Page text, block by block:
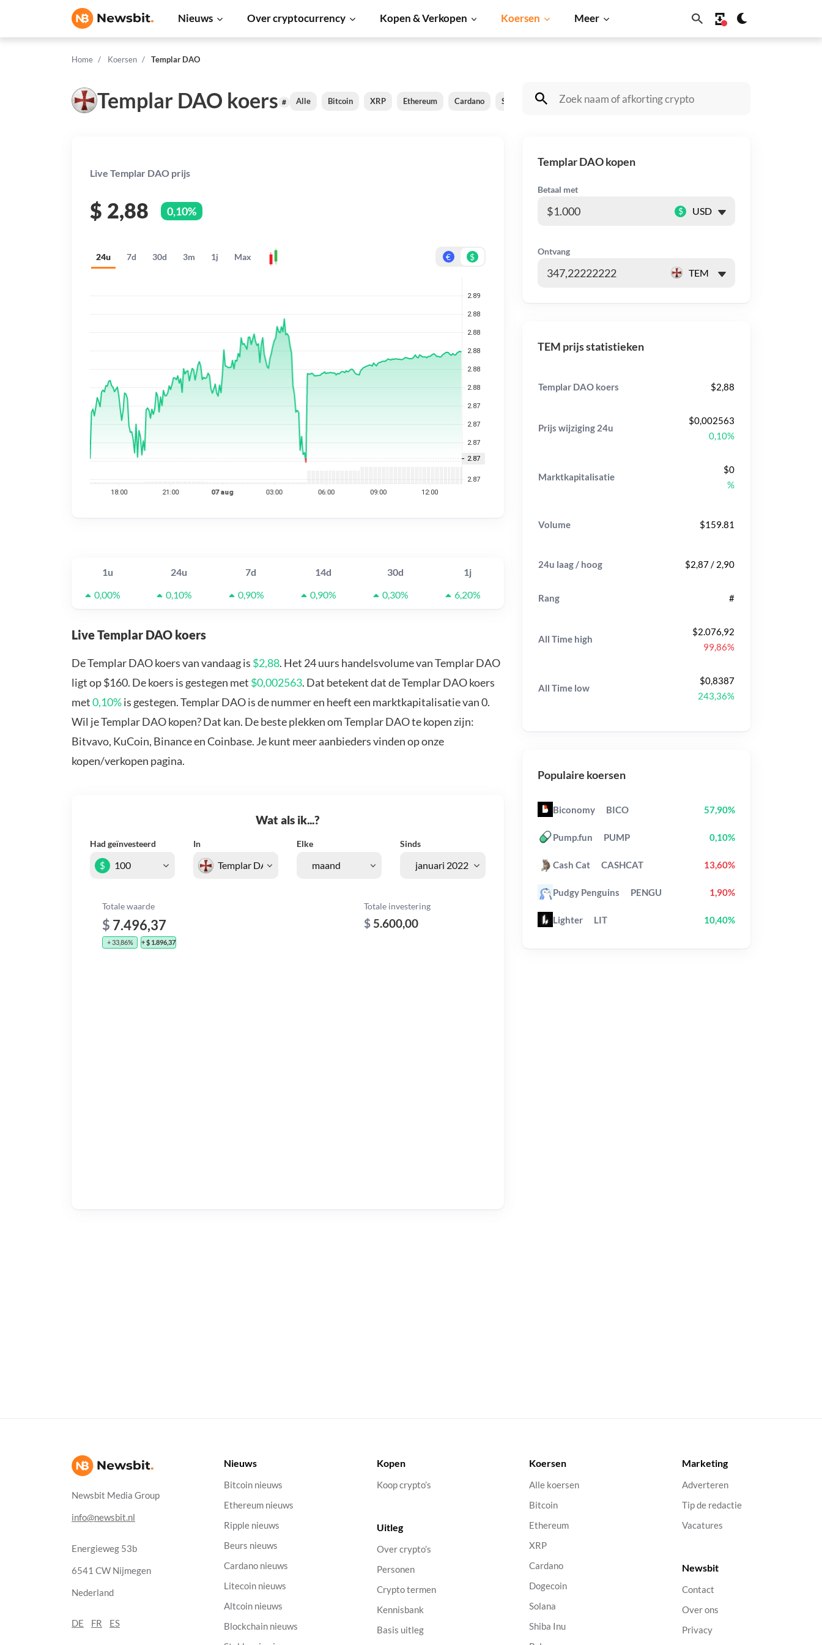
Nieuws Over cryptocurrency Kopen & Verkopen Koersen Meer
Home Koersen Templar DAO
Templar DAO koers # Alle Bitcoin XRP Ethereum Cardano Shiba Inu Dogecoin Solana BNB
Live Templar DAO prijs
$ 2,88 0,10%
24u 7d 30d 3m 1j Max € $
1u 24u 7d 14d 30d
1j
0,00%
0,10% 0,90% 0,90% 0,30% 6,20%
Live Templar DAO koers
De Templar DAO koers van vandaag is $2,88. Het 24 uurs handelsvolume van Templar DAO
ligt op $160. De koers is gestegen met $0,002563. Dat betekent dat de Templar DAO koers
met0,10%is gestegen. Templar DAO is de nummer en heeft een marktkapitalisatie van 0.
Wil je Templar DAO kopen? Dat kan. De beste plekken om Templar DAO te kopen zijn:
Bitvavo, KuCoin, Binance en Coinbase. Je kunt meer aanbieders vinden op onze
kopen/verkopen pagina.
Wat als ik...?
Had geïnvesteerd In Elke Sinds
$
Totale waarde
$ 7.496,37
+ 33,86% + $ 1.896,37
Totale investering
$ 5.600,00
Templar DAO kopen
Betaal met
$
Ontvang
TEM prijs statistieken
Templar DAO koers $2,88
Prijs wijziging 24u
$0,002563
0,10%
Marktkapitalisatie
$0
%
Volume $159.81
24u laag / hoog $2,87 / 2,90
Rang #
All Time high
$2.076,92
99,86%
All Time low
$0,8387
243,36%
Populaire koersen
Biconomy BICO 57,90%
Pump.fun PUMP 0,10%
Cash Cat CASHCAT 13,60%
Pudgy Penguins PENGU 1,90%
Lighter LIT 10,40%
Newsbit Media Group
info@newsbit.nl
Energieweg 53b
6541 CW Nijmegen
Nederland
DE FR ES
Nieuws
Bitcoin nieuws
Ethereum nieuws
Ripple nieuws
Beurs nieuws
Cardano nieuws
Litecoin nieuws
Altcoin nieuws
Blockchain nieuws
Kopen
Koop crypto’s
Uitleg
Over crypto’s
Personen
Crypto termen
Kennisbank
Basis uitleg
Koersen
Alle koersen
Bitcoin
Ethereum
XRP
Cardano
Dogecoin
Solana
Shiba Inu
Marketing
Adverteren
Tip de redactie
Vacatures
Newsbit
Contact
Over ons
Privacy